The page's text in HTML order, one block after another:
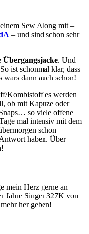
Sew Along mit –
– und sind schon sehr
Übergangsjacke. Und
ist schonmal klar, dass
wars dann auch schon!
Kombistoff es werden
ob mit Kapuze oder
so viele offene
mal intensiv mit dem
schon
haben. Über
mein Herz gerne an
Jahre Singer 327K von
her geben!